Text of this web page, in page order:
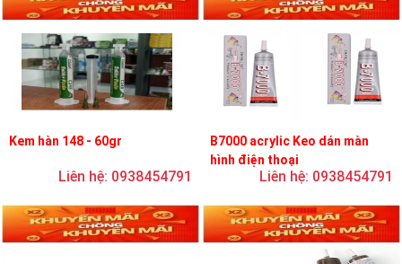
Kem hàn 148 - 60gr
Liên hệ: 0938454791
B7000 acrylic Keo dán màn
hình điện thoại
Liên hệ: 0938454791